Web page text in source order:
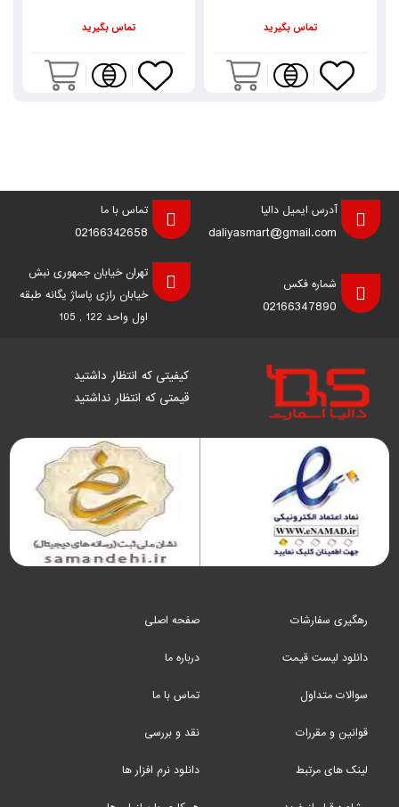
تماس بگیرید تماس بگیرید
آدرس ایمیل دالیا
daliyasmart@gmail.com
تماس با ما
02166342658
شماره فکس
02166347890
تهران خیابان جمهوری نبش
خیابان رازی پاساژ یگانه طبقه
اول واحد 122 , 105
کیفیتی که انتظار داشتید
قیمتی که انتظار نداشتید
رهگیری سفارشات
دانلود لیست قیمت
سوالات متداول
قوانین و مقررات
لینک های مرتبط
صفحه اصلی
درباره ما
تماس با ما
نقد و بررسی
دانلود نرم افزار ها